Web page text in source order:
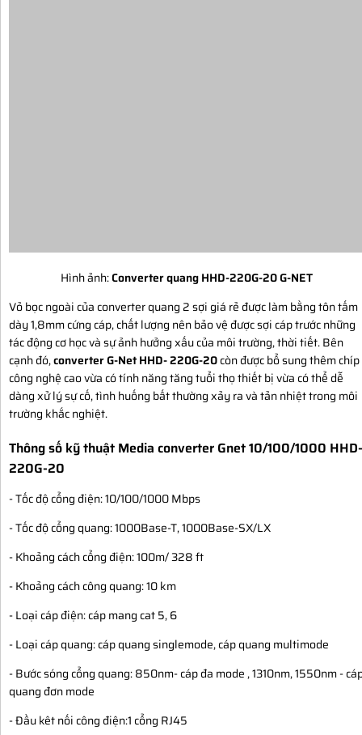
Hình ảnh:Converter quang HHD-220G-20 G-NET
Vỏ bọc ngoài của converter quang 2 sợi giá rẻ được làm bằng tôn tấm
dày 1,8mm cứng cáp, chất lượng nên bảo vệ được sợi cáp trước những
tác động cơ học và sự ảnh hưởng xấu của môi trường, thời tiết. Bên
cạnh đó,converter G-Net HHD- 220G-20còn được bổ sung thêm chíp
công nghệ cao vừa có tính năng tăng tuổi thọ thiết bị vừa có thể dễ
dàng xử lý sự cố, tình huống bất thường xảy ra và tản nhiệt trong môi
trường khắc nghiệt.
Thông số kỹ thuật Media converter Gnet 10/100/1000 HHD-
220G-20
- Tốc độ cổng điện: 10/100/1000 Mbps
- Tốc độ cổng quang: 1000Base-T, 1000Base-SX/LX
- Khoảng cách cổng điện: 100m/ 328 ft
- Khoảng cách công quang: 10 km
- Loại cáp điện: cáp mang cat 5, 6
- Loại cáp quang: cáp quang singlemode, cáp quang multimode
- Bước sóng cổng quang: 850nm- cáp đa mode , 1310nm, 1550nm -
quang đơn mode
- Đầu kêt nối công điện:1 cổng RJ45